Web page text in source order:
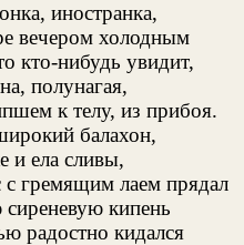
иностранка,
вечером холодным
кто-нибудь увидит,
полунагая,
к телу, из прибоя.
балахон,
и ела сливы,
гремящим лаем прядал
кипень
радостно кидался